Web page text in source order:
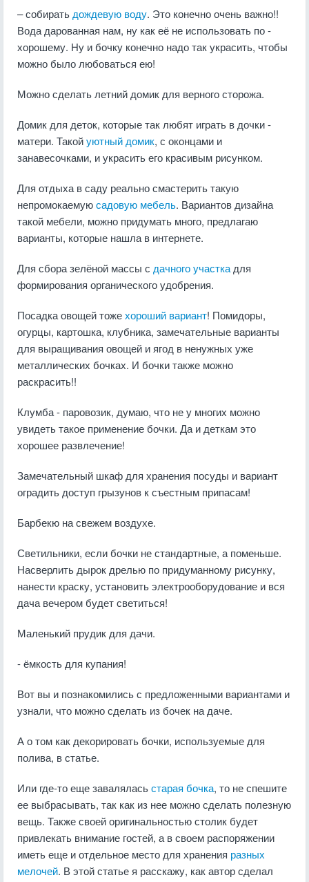
– собирать дождевую воду. Это конечно очень важно!!
Вода дарованная нам, ну как её не использовать по -
хорошему. Ну и бочку конечно надо так украсить, чтобы
можно было любоваться ею!
Можно сделать летний домик для верного сторожа.
Домик для деток, которые так любят играть в дочки -
матери. Такойуютный домик, с оконцами и
занавесочками, и украсить его красивым рисунком.
Для отдыха в саду реально смастерить такую
непромокаемуюсадовую мебель. Вариантов дизайна
такой мебели, можно придумать много, предлагаю
варианты, которые нашла в интернете.
Для сбора зелёной массы с дачного участка для
формирования органического удобрения.
Посадка овощей тожехороший вариант! Помидоры,
огурцы, картошка, клубника, замечательные варианты
для выращивания овощей и ягод в ненужных уже
металлических бочках. И бочки также можно
раскрасить!!
Клумба - паровозик, думаю, что не у многих можно
увидеть такое применение бочки. Да и деткам это
хорошее развлечение!
Замечательный шкаф для хранения посуды и вариант
оградить доступ грызунов к съестным припасам!
Барбекю на свежем воздухе.
Светильники, если бочки не стандартные, а поменьше.
Насверлить дырок дрелью по придуманному рисунку,
нанести краску, установить электрооборудование и вся
дача вечером будет светиться!
Маленький прудик для дачи.
- ёмкость для купания!
Вот вы и познакомились с предложенными вариантами и
узнали, что можно сделать из бочек на даче.
А о том как декорировать бочки, используемые для
полива, в статье.
Или где-то еще заваляласьстарая бочка, то не спешите
ее выбрасывать, так как из нее можно сделать полезную
вещь. Также своей оригинальностью столик будет
привлекать внимание гостей, а в своем распоряжении
иметь еще и отдельное место для хранения разных
мелочей. В этой статье я расскажу, как автор сделал